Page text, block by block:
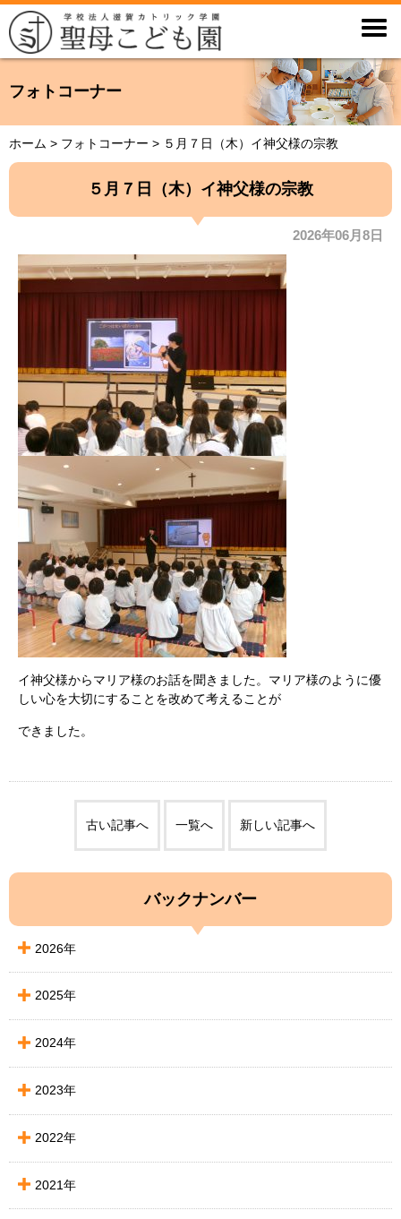

フォトコーナー
ホーム > フォトコーナー > ５月７日（木）イ神父様の宗教
５月７日（木）イ神父様の宗教
2026年06月8日
イ神父様からマリア様のお話を聞きました。マリア様のように優
しい心を大切にすることを改めて考えることが
できました。
古い記事へ 一覧へ 新しい記事へ
バックナンバー
2026年
2025年
2024年
2023年
2022年
2021年